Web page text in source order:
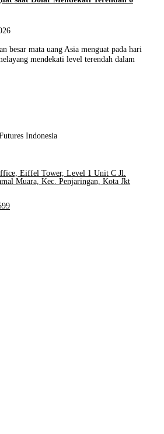
besar mata uang Asia menguat pada hari
mendekati level terendah dalam
Indonesia
Eiffel Tower, Level 1 Unit C Jl.
Muara, Kec. Penjaringan, Kota Jkt